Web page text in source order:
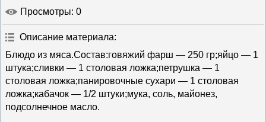
Просмотры: 0
Описание материала:
Блюдо из мяса.Состав:говяжий фарш — 250 гр;яйцо — 1
штука;сливки — 1 столовая ложка;петрушка — 1
столовая ложка;панировочные сухари — 1 столовая
ложка;кабачок — 1/2 штуки;мука, соль, майонез,
подсолнечное масло.